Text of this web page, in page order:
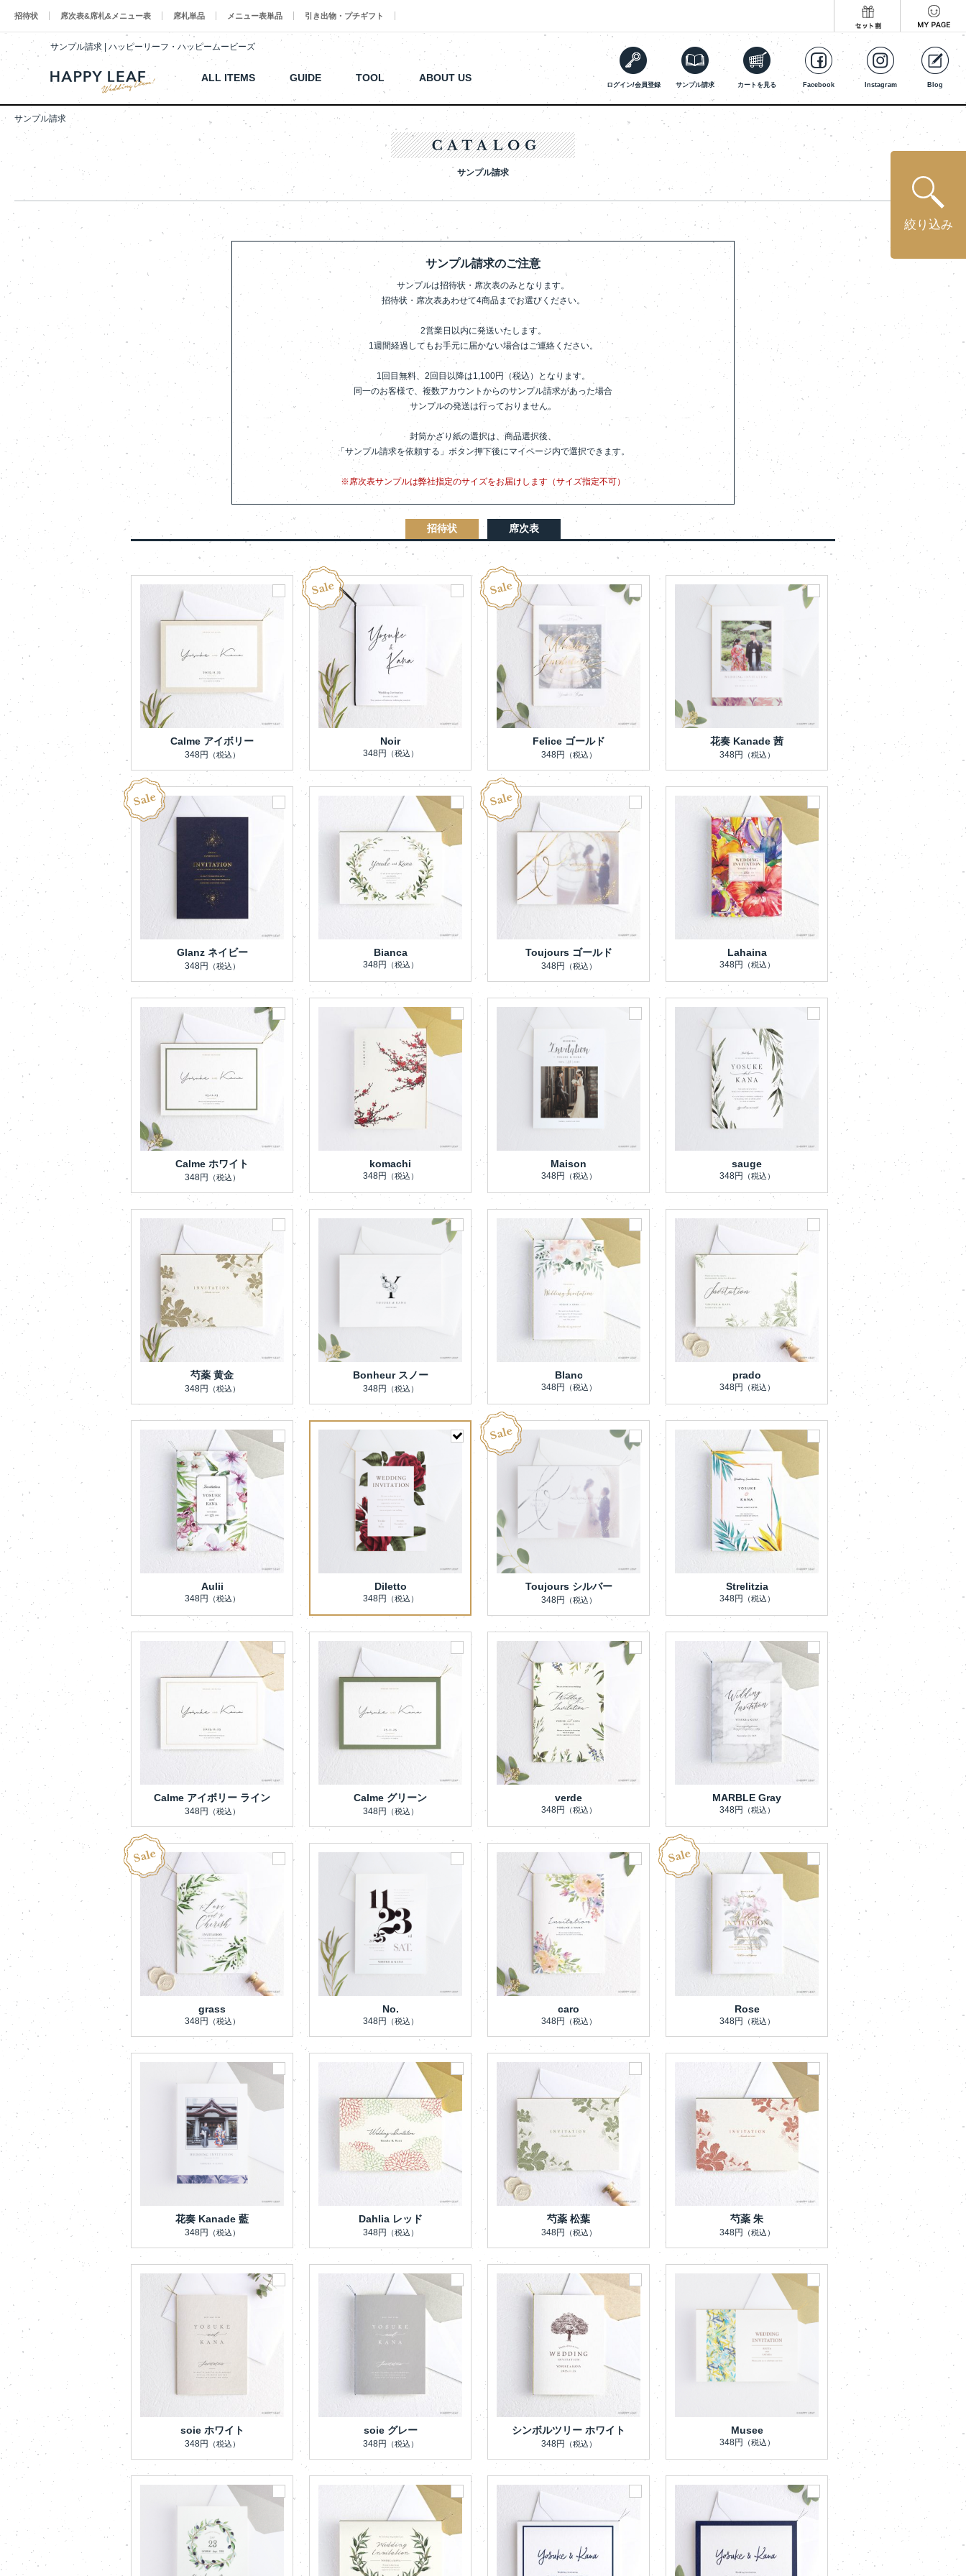
招待状 席次表&席札&メニュー表 席札単品 メニュー表単品 引き出物・プチギフト
サンプル請求 | ハッピーリーフ・ハッピームービーズ
ALL ITEMS GUIDE TOOL ABOUT US
ログイン/会員登録 サンプル請求 カートを見る Facebook Instagram Blog
サンプル請求
サンプル請求
絞り込み
サンプル請求のご注意
サンプルは招待状・席次表のみとなります。
招待状・席次表あわせて4商品までお選びください。
2営業日以内に発送いたします。
1週間経過してもお手元に届かない場合はご連絡ください。
1回目無料、2回目以降は1,100円（税込）となります。
同一のお客様で、複数アカウントからのサンプル請求があった場合
サンプルの発送は行っておりません。
封筒かざり紙の選択は、商品選択後、
「サンプル請求を依頼する」ボタン押下後にマイページ内で選択できます。
※席次表サンプルは弊社指定のサイズをお届けします（サイズ指定不可）
招待状 席次表
Calme アイボリー
348円 （税込）
Noir
348円 （税込）
Felice ゴールド
348円 （税込）
花奏 Kanade 茜
348円 （税込）
Glanz ネイビー
348円 （税込）
Bianca
348円 （税込）
Toujours ゴールド
348円 （税込）
Lahaina
348円 （税込）
Calme ホワイト
348円 （税込）
komachi
348円 （税込）
Maison
348円 （税込）
sauge
348円 （税込）
芍薬 黄金
348円 （税込）
Bonheur スノー
348円 （税込）
Blanc
348円 （税込）
prado
348円 （税込）
Aulii
348円 （税込）
Diletto
348円 （税込）
Toujours シルバー
348円 （税込）
Strelitzia
348円 （税込）
Calme アイボリー ライン
348円 （税込）
Calme グリーン
348円 （税込）
verde
348円 （税込）
MARBLE Gray
348円 （税込）
grass
348円 （税込）
No.
348円 （税込）
caro
348円 （税込）
Rose
348円 （税込）
花奏 Kanade 藍
348円 （税込）
Dahlia レッド
348円 （税込）
芍薬 松葉
348円 （税込）
芍薬 朱
348円 （税込）
soie ホワイト
348円 （税込）
soie グレー
348円 （税込）
シンボルツリー ホワイト
348円 （税込）
Musee
348円 （税込）